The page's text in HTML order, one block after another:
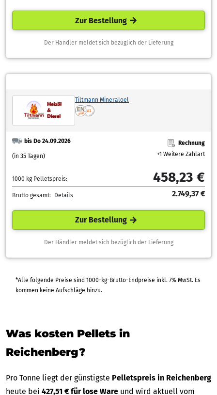
Zur Bestellung
Der Händler meldet sich bezüglich der Lieferung
Tiltmann Mineraloel
bis Do 24.09.2026
(in 35 Tagen)
Rechnung
+1 Weitere Zahlart
1000 kg Pelletspreis: 458,23 €
Brutto gesamt: Details 2.749,37 €
Zur Bestellung
Der Händler meldet sich bezüglich der Lieferung
*Alle folgende Preise sind 1000-kg-Brutto-Endpreise inkl. 7% MwSt. Es
kommen keine Aufschläge hinzu.
Was kosten Pellets in
Reichenberg?
Pro Tonne liegt der günstigste Pelletspreis in Reichenberg
heute bei 427,51 € für lose Ware und wird aktuell vom